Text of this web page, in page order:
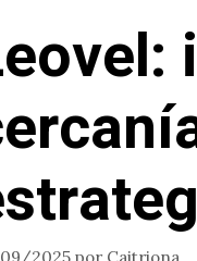
2025 por Caitriona